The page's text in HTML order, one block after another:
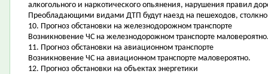
алкогольного и наркотического опьянения, нарушения правил
Преобладающими видами ДТП будут наезд на пешеходов,
10. Прогноз обстановки на железнодорожном транспорте
Возникновение ЧС на железнодорожном транспорте
11. Прогноз обстановки на авиационном транспорте
Возникновение ЧС на авиационном транспорте маловероятно.
12. Прогноз обстановки на объектах энергетики